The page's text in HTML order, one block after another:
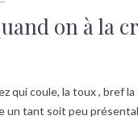
on à la
qui coule, la toux , bref
un tant soit peu